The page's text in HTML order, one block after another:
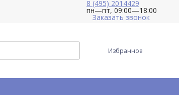
8 (495) 2014429
пн—пт, 09:00—18:00
Заказать звонок
Избранное